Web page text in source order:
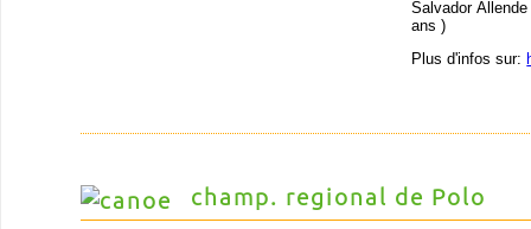
Salvador
ans )
Plus d'infos sur:
champ. regional de Polo